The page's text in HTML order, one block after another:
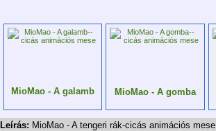
MioMao - A galamb MioMao - A gomba
Leírás: MioMao - A tengeri rák-cicás animációs mese